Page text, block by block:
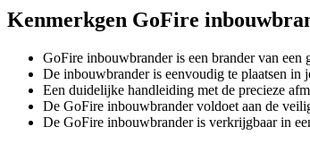
Kenmerkgen GoFire
GoFire inbouwbrander is een brander van een
De inbouwbrander is eenvoudig te plaatsen in
Een duidelijke handleiding met de precieze
De GoFire inbouwbrander voldoet aan de
De GoFire inbouwbrander is verkrijgbaar in